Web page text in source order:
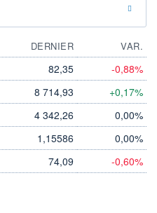
DERNIER
VAR.
82,35 -0,88%
8 714,93 +0,17%
4 342,26 0,00%
1,15586 0,00%
74,09 -0,60%